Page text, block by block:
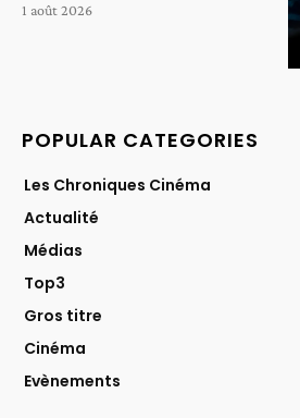
1 août 2026
POPULAR CATEGORIES
Les Chroniques Cinéma
Actualité
Médias
Top3
Gros titre
Cinéma
Evènements